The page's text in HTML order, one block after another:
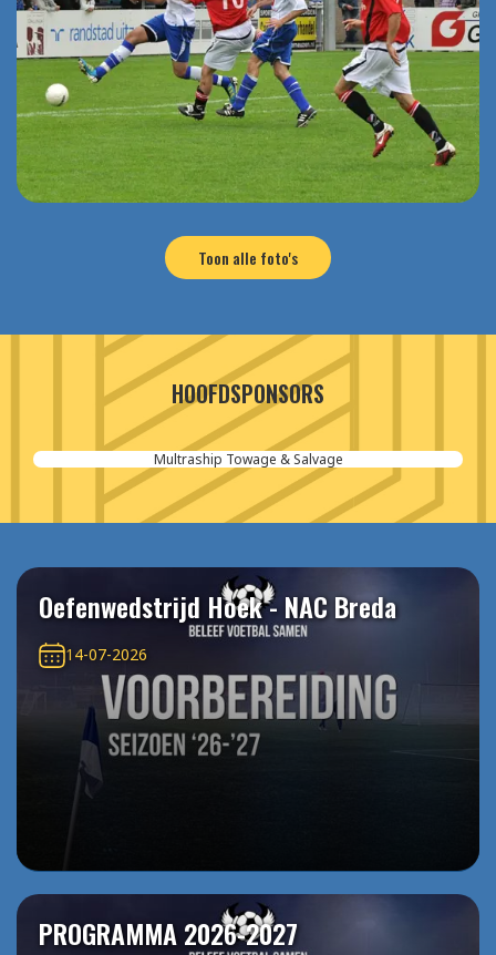
Toon alle foto's
HOOFDSPONSORS
Multraship Towage & Salvage
Oefenwedstrijd Hoek - NAC Breda
14-07-2026
PROGRAMMA 2026-2027